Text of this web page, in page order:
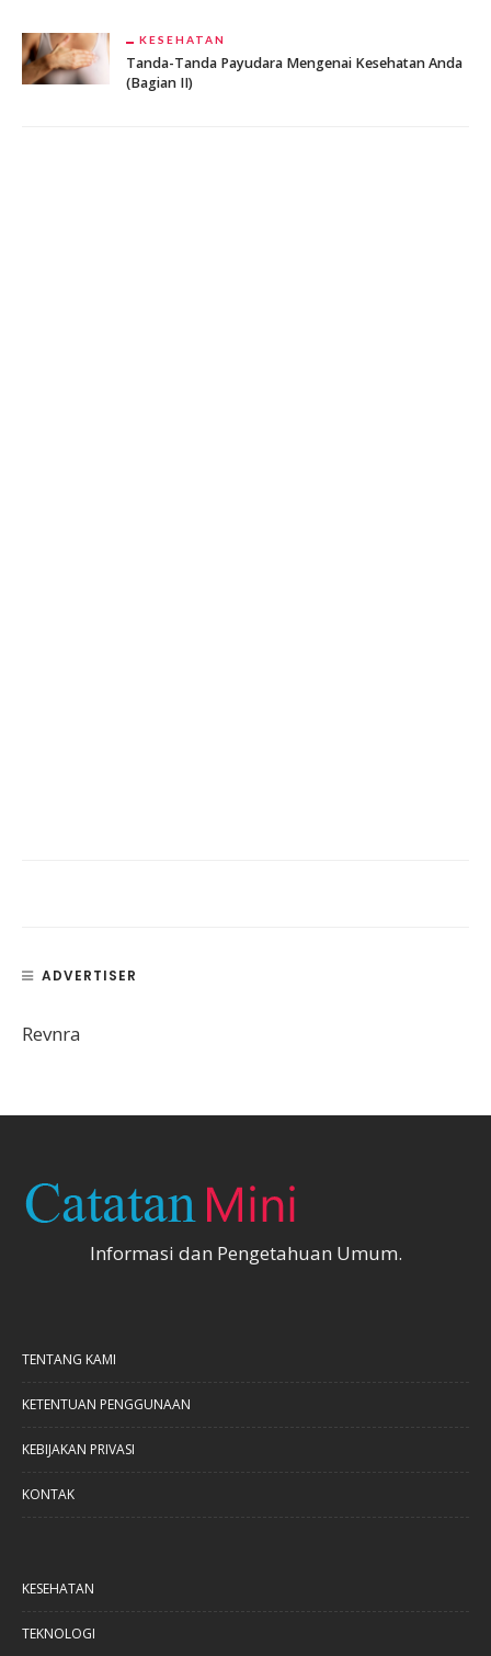
KESEHATAN
Tanda-Tanda Payudara Mengenai Kesehatan Anda
(Bagian II)
ADVERTISER
Revnra
Informasi dan Pengetahuan Umum.
TENTANG KAMI
KETENTUAN PENGGUNAAN
KEBIJAKAN PRIVASI
KONTAK
KESEHATAN
TEKNOLOGI